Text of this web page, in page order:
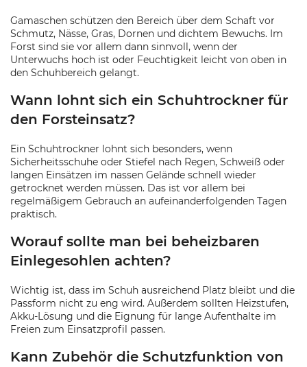
Gamaschen schützen den Bereich über dem Schaft vor
Schmutz, Nässe, Gras, Dornen und dichtem Bewuchs. Im
Forst sind sie vor allem dann sinnvoll, wenn der
Unterwuchs hoch ist oder Feuchtigkeit leicht von oben in
den Schuhbereich gelangt.
Wann lohnt sich ein Schuhtrockner für
den Forsteinsatz?
Ein Schuhtrockner lohnt sich besonders, wenn
Sicherheitsschuhe oder Stiefel nach Regen, Schweiß oder
langen Einsätzen im nassen Gelände schnell wieder
getrocknet werden müssen. Das ist vor allem bei
regelmäßigem Gebrauch an aufeinanderfolgenden Tagen
praktisch.
Worauf sollte man bei beheizbaren
Einlegesohlen achten?
Wichtig ist, dass im Schuh ausreichend Platz bleibt und die
Passform nicht zu eng wird. Außerdem sollten Heizstufen,
Akku-Lösung und die Eignung für lange Aufenthalte im
Freien zum Einsatzprofil passen.
Kann Zubehör die Schutzfunktion von